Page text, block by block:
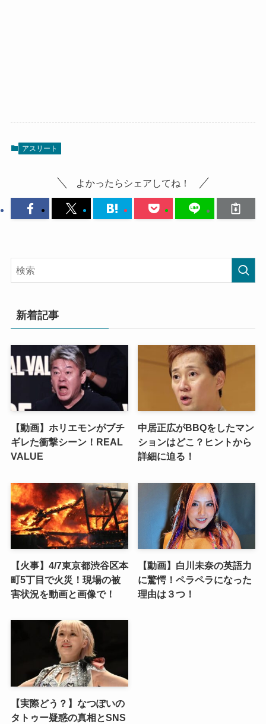
アスリート
よかったらシェアしてね！
新着記事
【動画】ホリエモンがブチ
ギレた衝撃シーン！REAL
VALUE
中居正広がBBQをしたマン
ションはどこ？ヒントから
詳細に迫る！
【火事】4/7東京都渋谷区本
町5丁目で火災！現場の被
害状況を動画と画像で！
【動画】白川未奈の英語力
に驚愕！ペラペラになった
理由は３つ！
【実際どう？】なつぽいの
タトゥー疑惑の真相とSNS